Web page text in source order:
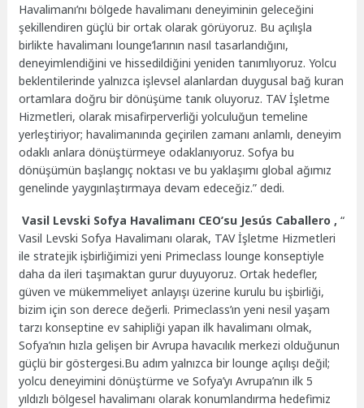
Havalimanı’nı bölgede havalimanı deneyiminin geleceğini
şekillendiren güçlü bir ortak olarak görüyoruz. Bu açılışla
birlikte havalimanı lounge’larının nasıl tasarlandığını,
deneyimlendiğini ve hissedildiğini yeniden tanımlıyoruz. Yolcu
beklentilerinde yalnızca işlevsel alanlardan duygusal bağ kuran
ortamlara doğru bir dönüşüme tanık oluyoruz. TAV İşletme
Hizmetleri, olarak misafirperverliği yolculuğun temeline
yerleştiriyor; havalimanında geçirilen zamanı anlamlı, deneyim
odaklı anlara dönüştürmeye odaklanıyoruz. Sofya bu
dönüşümün başlangıç noktası ve bu yaklaşımı global ağımız
genelinde yaygınlaştırmaya devam edeceğiz.” dedi.
Vasil Levski Sofya Havalimanı CEO’su Jesús Caballero ,“
Vasil Levski Sofya Havalimanı olarak, TAV İşletme Hizmetleri
ile stratejik işbirliğimizi yeni Primeclass lounge konseptiyle
daha da ileri taşımaktan gurur duyuyoruz. Ortak hedefler,
güven ve mükemmeliyet anlayışı üzerine kurulu bu işbirliği,
bizim için son derece değerli. Primeclass’ın yeni nesil yaşam
tarzı konseptine ev sahipliği yapan ilk havalimanı olmak,
Sofya’nın hızla gelişen bir Avrupa havacılık merkezi olduğunun
güçlü bir göstergesi.Bu adım yalnızca bir lounge açılışı değil;
yolcu deneyimini dönüştürme ve Sofya’yı Avrupa’nın ilk 5
yıldızlı bölgesel havalimanı olarak konumlandırma hedefimiz